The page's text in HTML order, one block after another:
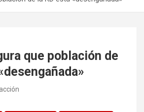
que población de